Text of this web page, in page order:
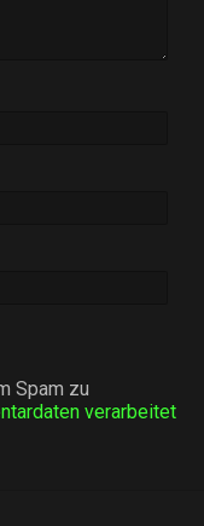
Spam zu
verarbeitet